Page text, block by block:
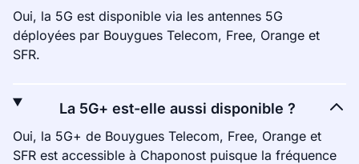
Oui, la 5G est disponible via les antennes 5G
déployées par Bouygues Telecom, Free, Orange et
SFR.
La 5G+ est-elle aussi disponible ?
Oui, la 5G+ de Bouygues Telecom, Free, Orange et
SFR est accessible à Chaponost puisque la fréquence